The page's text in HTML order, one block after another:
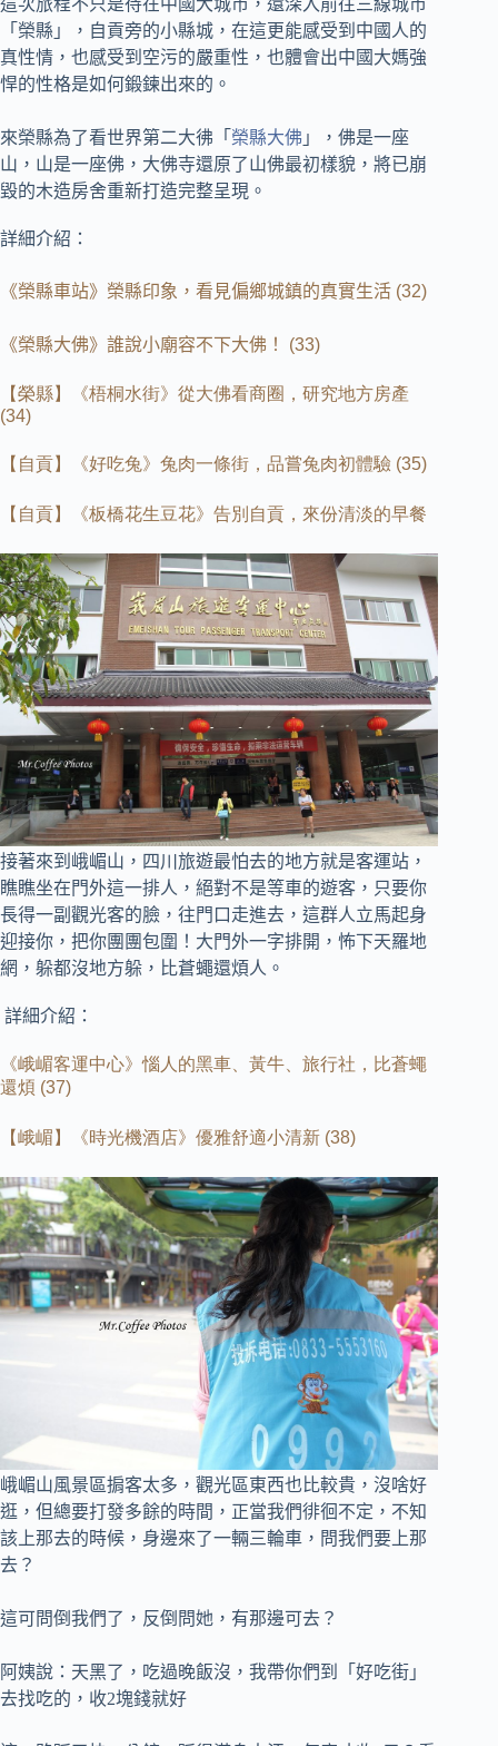
「榮縣」，自貢旁的小縣城， 在這更能感受到中國人的
真性情，也感受到空污的嚴重性，也體會出中國大媽強
悍的性格是如何鍛鍊出來的。
來榮縣為了看世界第二大彿「 榮縣大佛 」，佛是一座
山，山是一座佛， 大佛寺還原了山佛最初樣貌，將已崩
毀的木造房舍重新打造完整呈現。
詳細介紹：
《榮縣車站》榮縣印象，看見偏鄉城鎮的真實生活 (32)
《榮縣大佛》誰說小廟容不下大佛！ (33)
【榮縣】《梧桐水街》從大佛看商圈，研究地方房產
(34)
【自貢】《好吃兔》兔肉一條街，品嘗兔肉初體驗 (35)
【自貢】《板橋花生豆花》告別自貢，來份清淡的早餐
接著來到峨嵋山，四川旅遊最怕去的地方就是客運站，
瞧瞧坐在門外這一排人，絕對不是等車的遊客， 只要你
長得一副觀光客的臉，往門口走進去，這群人立馬起身
迎接你，把你團團包圍！大門外一字排開，怖下天羅地
網，躲都沒地方躲，比蒼蠅還煩人。
詳細介紹：
《峨嵋客運中心》惱人的黑車、黃牛、旅行社，比蒼蠅
還煩 (37)
【峨嵋】《時光機酒店》優雅舒適小清新 (38)
峨嵋山風景區掮客太多，觀光區東西也比較貴，沒啥好
逛，但總要打發多餘的時間， 正當我們徘徊不定，不知
該上那去的時候，身邊來了一輛三輪車，問我們要上那
去？
這可問倒我們了，反倒問她，有那邊可去？
阿姨說：天黑了，吃過晚飯沒，我帶你們到「好吃街」
去找吃的，收2塊錢就好